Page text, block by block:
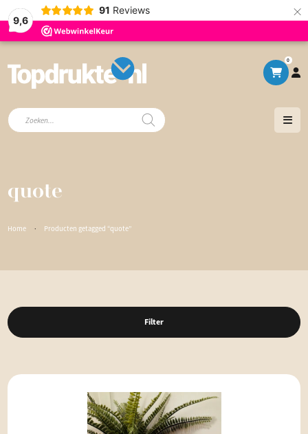
9,6
91 Reviews ×
0
Producten
zoeken
quote
Home · Producten getagged “quote”
Filter